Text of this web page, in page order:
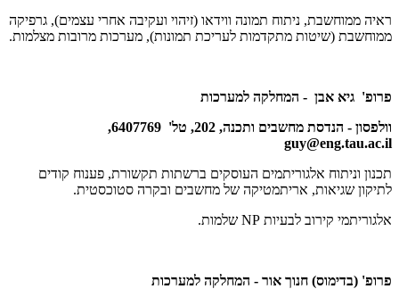
ראיה ממוחשבת, ניתוח תמונה ווידאו (זיהוי ועקיבה אחרי עצמים), גרפיקה
ממוחשבת (שיטות מתקדמות לעריכת תמונות), מערכות מרובות מצלמות.
פרופ' גיא אבן - המחלקה למערכות
וולפסון - הנדסת מחשבים ותכנה, 202, טל' 6407769,
guy@eng.tau.ac.il
תכנון וניתוח אלגוריתמים העוסקים ברשתות תקשורת, פענוח קודים
לתיקון שגיאות, אריתמטיקה של מחשבים ובקרה סטוכסטית.
אלגוריתמי קירוב לבעיות NP שלמות.
פרופ' (בדימוס) חנוך אור - המחלקה למערכות